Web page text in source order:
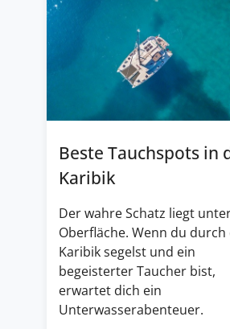
Beste Tauchspots in
Karibik
Der wahre Schatz liegt
Oberfläche. Wenn du durch
Karibik segelst und ein
begeisterter Taucher bist,
erwartet dich ein
Unterwasserabenteuer.